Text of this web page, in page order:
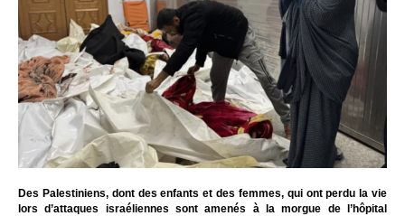
Des Palestiniens, dont des enfants et des femmes, qui ont perdu la vie
lors d’attaques israéliennes sont amenés à la morgue de l’hôpital